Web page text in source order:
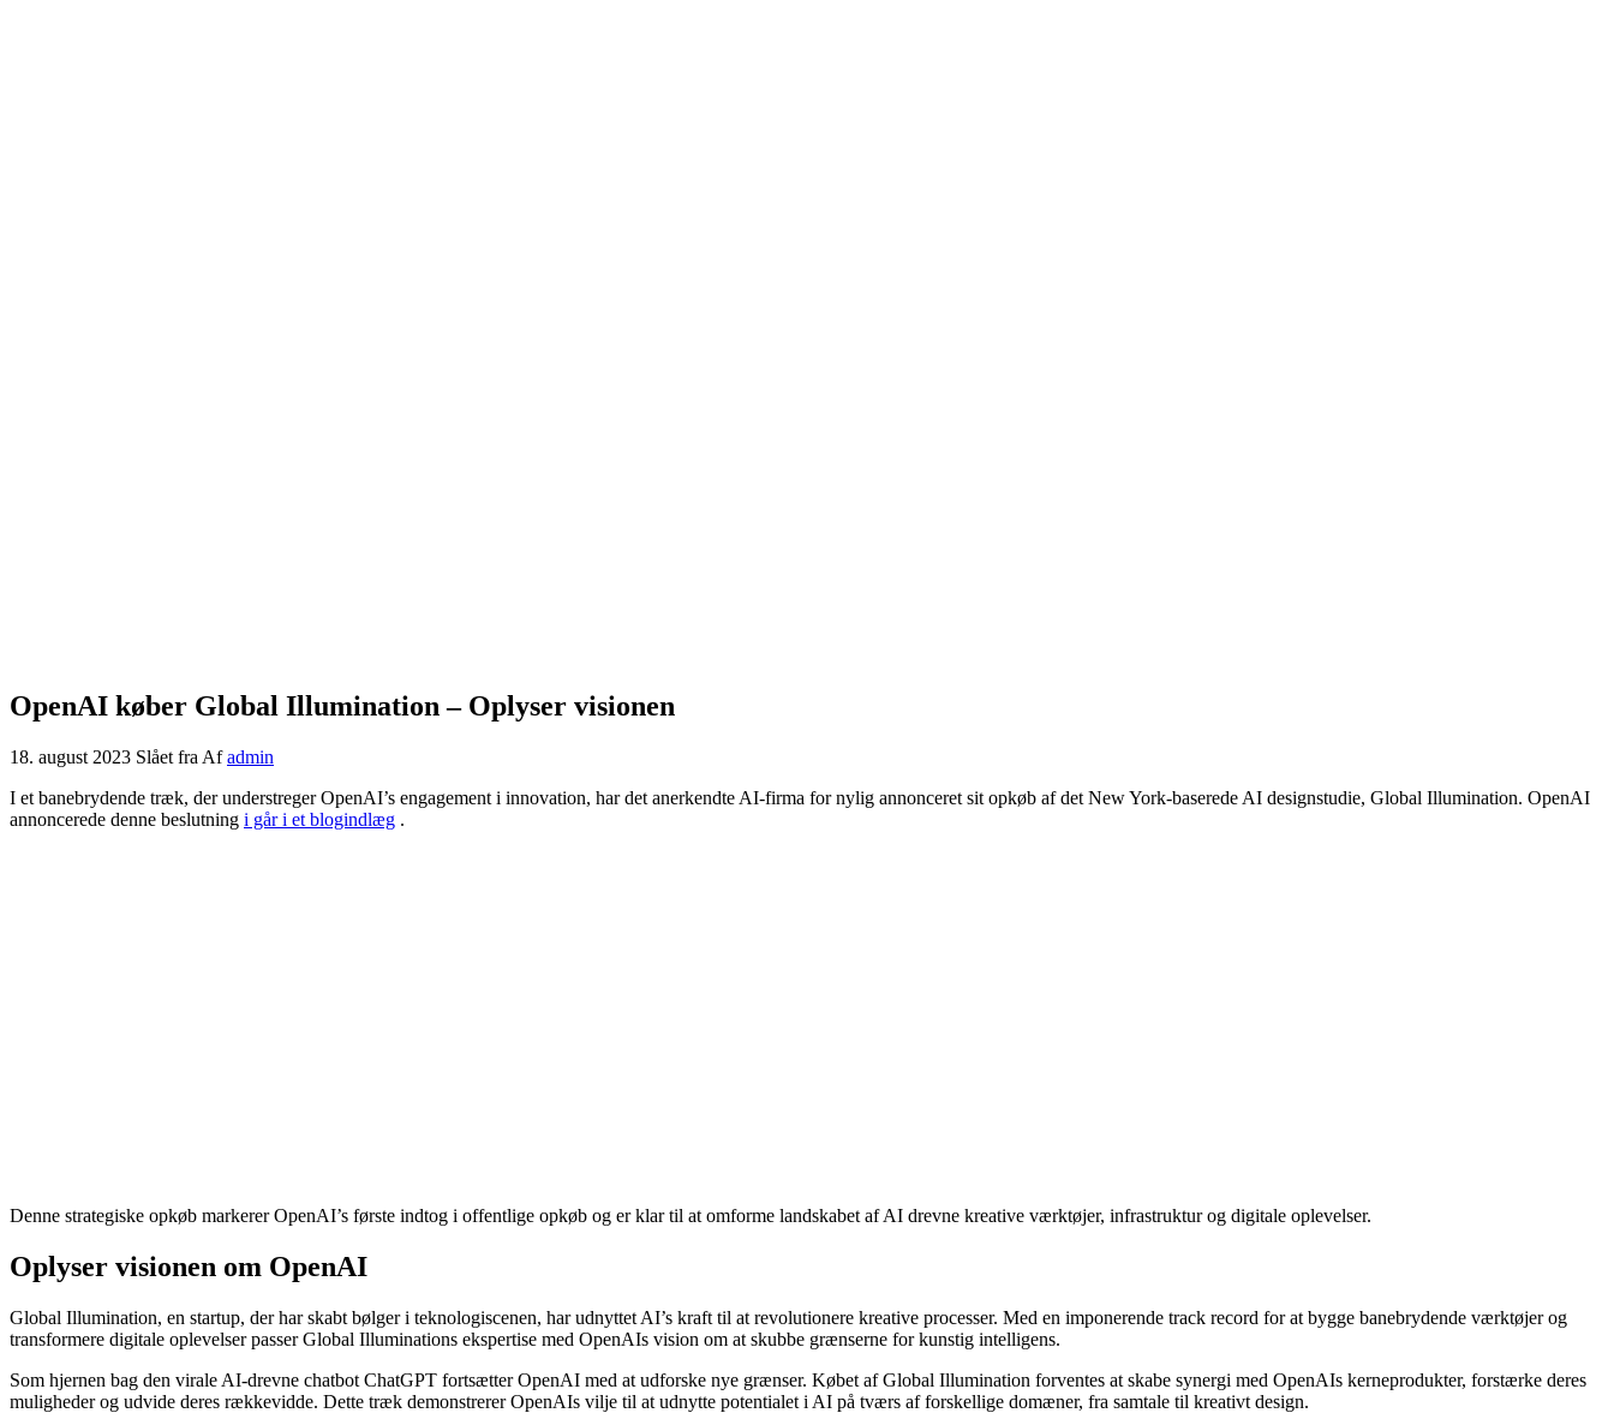
OpenAI køber Global Illumination – Oplyser visionen
18. august 2023 Slået fra Af admin
I et banebrydende træk, der understreger OpenAI’s engagement i innovation, har det anerkendte AI-firma for nylig annonceret sit opkøb af det New York-baserede AI designstudie, Global Illumination. OpenAI
annoncerede denne beslutning i går i et blogindlæg .
Denne strategiske opkøb markerer OpenAI’s første indtog i offentlige opkøb og er klar til at omforme landskabet af AI drevne kreative værktøjer, infrastruktur og digitale oplevelser.
Oplyser visionen om OpenAI
Global Illumination, en startup, der har skabt bølger i teknologiscenen, har udnyttet AI’s kraft til at revolutionere kreative processer. Med en imponerende track record for at bygge banebrydende værktøjer og
transformere digitale oplevelser passer Global Illuminations ekspertise med OpenAIs vision om at skubbe grænserne for kunstig intelligens.
Som hjernen bag den virale AI-drevne chatbot ChatGPT fortsætter OpenAI med at udforske nye grænser. Købet af Global Illumination forventes at skabe synergi med OpenAIs kerneprodukter, forstærke deres
muligheder og udvide deres rækkevidde. Dette træk demonstrerer OpenAIs vilje til at udnytte potentialet i AI på tværs af forskellige domæner, fra samtale til kreativt design.